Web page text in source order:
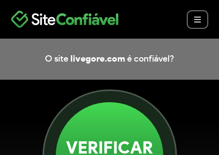
O site livegore.com é confiável?
VERIFICAR